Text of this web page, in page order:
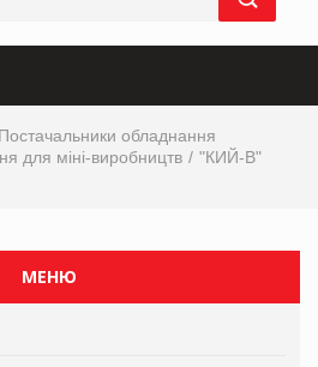
Постачальники обладнання
для міні-виробництв
"КИЙ-В"
МЕНЮ